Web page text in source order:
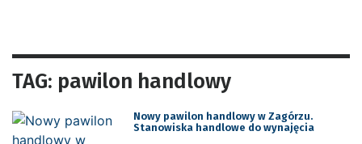
TAG: pawilon handlowy
Nowy pawilon handlowy w Zagórzu.
Stanowiska handlowe do wynajęcia